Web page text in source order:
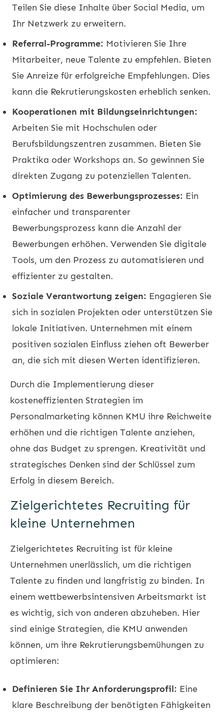
Teilen Sie diese Inhalte über Social Media, um
Ihr Netzwerk zu erweitern.
Referral-Programme: Motivieren Sie Ihre
Mitarbeiter, neue Talente zu empfehlen. Bieten
Sie Anreize für erfolgreiche Empfehlungen. Dies
kann die Rekrutierungskosten erheblich senken.
Kooperationen mit Bildungseinrichtungen:
Arbeiten Sie mit Hochschulen oder
Berufsbildungszentren zusammen. Bieten Sie
Praktika oder Workshops an. So gewinnen Sie
direkten Zugang zu potenziellen Talenten.
Optimierung des Bewerbungsprozesses: Ein
einfacher und transparenter
Bewerbungsprozess kann die Anzahl der
Bewerbungen erhöhen. Verwenden Sie digitale
Tools, um den Prozess zu automatisieren und
effizienter zu gestalten.
Soziale Verantwortung zeigen: Engagieren Sie
sich in sozialen Projekten oder unterstützen Sie
lokale Initiativen. Unternehmen mit einem
positiven sozialen Einfluss ziehen oft Bewerber
an, die sich mit diesen Werten identifizieren.
Durch die Implementierung dieser
kosteneffizienten Strategien im
Personalmarketing können KMU ihre Reichweite
erhöhen und die richtigen Talente anziehen,
ohne das Budget zu sprengen. Kreativität und
strategisches Denken sind der Schlüssel zum
Erfolg in diesem Bereich.
Zielgerichtetes Recruiting für
kleine Unternehmen
Zielgerichtetes Recruiting ist für kleine
Unternehmen unerlässlich, um die richtigen
Talente zu finden und langfristig zu binden. In
einem wettbewerbsintensiven Arbeitsmarkt ist
es wichtig, sich von anderen abzuheben. Hier
sind einige Strategien, die KMU anwenden
können, um ihre Rekrutierungsbemühungen zu
optimieren:
Definieren Sie Ihr Anforderungsprofil: Eine
klare Beschreibung der benötigten Fähigkeiten